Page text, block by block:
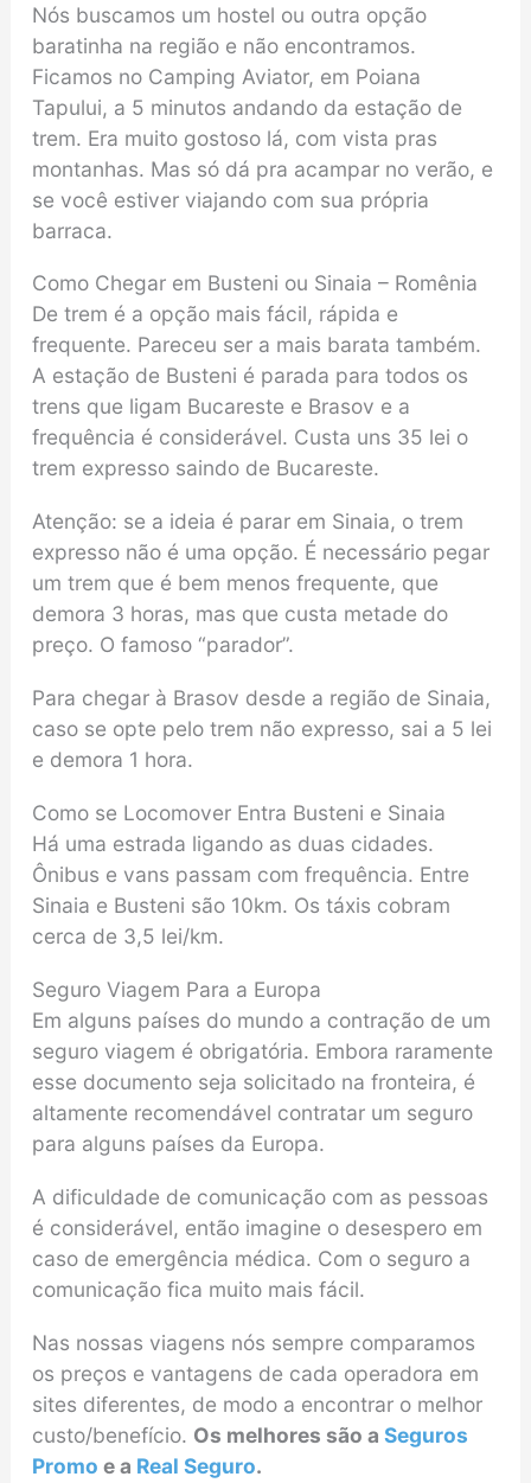
Nós buscamos um hostel ou outra opção
baratinha na região e não encontramos.
Ficamos no Camping Aviator, em Poiana
Tapului, a 5 minutos andando da estação de
trem. Era muito gostoso lá, com vista pras
montanhas. Mas só dá pra acampar no verão, e
se você estiver viajando com sua própria
barraca.
Como Chegar em Busteni ou Sinaia – Romênia
De trem é a opção mais fácil, rápida e
frequente. Pareceu ser a mais barata também.
A estação de Busteni é parada para todos os
trens que ligam Bucareste e Brasov e a
frequência é considerável. Custa uns 35 lei o
trem expresso saindo de Bucareste.
Atenção: se a ideia é parar em Sinaia, o trem
expresso não é uma opção. É necessário pegar
um trem que é bem menos frequente, que
demora 3 horas, mas que custa metade do
preço. O famoso “parador”.
Para chegar à Brasov desde a região de Sinaia,
caso se opte pelo trem não expresso, sai a 5 lei
e demora 1 hora.
Como se Locomover Entra Busteni e Sinaia
Há uma estrada ligando as duas cidades.
Ônibus e vans passam com frequência. Entre
Sinaia e Busteni são 10km. Os táxis cobram
cerca de 3,5 lei/km.
Seguro Viagem Para a Europa
Em alguns países do mundo a contração de um
seguro viagem é obrigatória. Embora raramente
esse documento seja solicitado na fronteira, é
altamente recomendável contratar um seguro
para alguns países da Europa.
A dificuldade de comunicação com as pessoas
é considerável, então imagine o desespero em
caso de emergência médica. Com o seguro a
comunicação fica muito mais fácil.
Nas nossas viagens nós sempre comparamos
os preços e vantagens de cada operadora em
sites diferentes, de modo a encontrar o melhor
custo/benefício. Os melhores são a Seguros
Promo e a Real Seguro.